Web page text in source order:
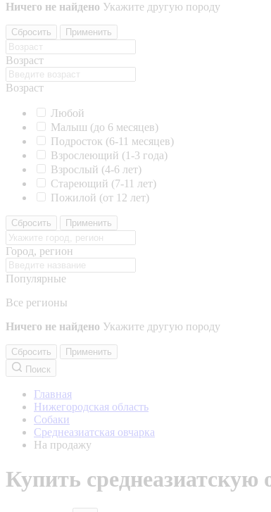
Ничего не найдено Укажите другую породу
Сбросить Применить
Возраст
Возраст
Любой
Малыш (до 6 месяцев)
Подросток (6-11 месяцев)
Взрослеющий (1-3 года)
Взрослый (4-6 лет)
Стареющий (7-11 лет)
Пожилой (от 12 лет)
Сбросить Применить
Город, регион
Популярные
Все регионы
Ничего не найдено Укажите другую породу
Сбросить
Применить
Поиск
Главная
Нижегородская область
Собаки
Среднеазиатская овчарка
На продажу
Купить среднеазиатскую